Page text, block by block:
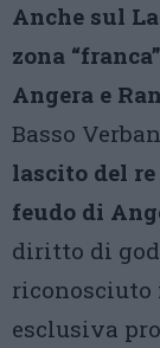
Anche sul
zona “franca”
Angera e
Basso
lascito del
feudo di
diritto di
riconosciuto
esclusiva